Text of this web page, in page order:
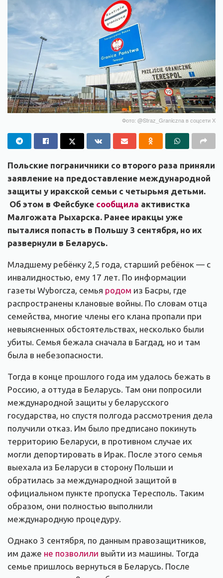
Фото: @Straz_Graniczna в соцсети Х
Польские пограничники со второго раза приняли
заявление на предоставление международной
защиты у иракской семьи с четырьмя детьми.
Об этом в Фейсбуке сообщила активистка
Малгожата Рыхарска. Ранее иракцы уже
пыталися попасть в Польшу 3 сентября, но их
развернули в Беларусь.
Младшему ребёнку 2,5 года, старший ребёнок — с
инвалидностью, ему 17 лет. По информации
газеты Wyborcza, семья родом из Басры, где
распространены клановые войны. По словам отца
семейства, многие члены его клана пропали при
невыясненных обстоятельствах, несколько были
убиты. Семья бежала сначала в Багдад, но и там
была в небезопасности.
Тогда в конце прошлого года им удалось бежать в
Россию, а оттуда в Беларусь. Там они попросили
международной защиты у беларусского
государства, но спустя полгода рассмотрения дела
получили отказ. Им было предписано покинуть
территорию Беларуси, в противном случае их
могли депортировать в Ирак. После этого семья
выехала из Беларуси в сторону Польши и
обратилась за международной защитой в
официальном пункте пропуска Тересполь. Таким
образом, они полностью выполнили
международную процедуру.
Однако 3 сентября, по данным правозащитников,
им даже не позволили выйти из машины. Тогда
семье пришлось вернуться в Беларусь. После